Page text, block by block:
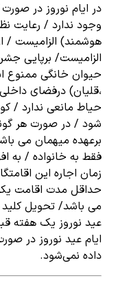
در ایام نوروز در
وجود ندارد / رعایت
هوشمند) الزامیست /
الزامیست/ برپایی
حیوان خانگی ممنوع
،قلیان) درفضای
شود / در صورت هر
برعهده میهمان می
فقط به خانواده / به
زمان اجاره این
ایام عید نوروز در
داده نمی‌شود.